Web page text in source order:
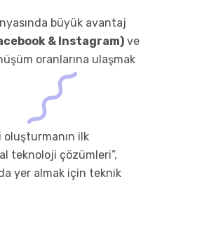
büyük avantaj
& Instagram) ve
oranlarına ulaşmak
oluşturmanın ilk
teknoloji çözümleri”,
yer almak için teknik